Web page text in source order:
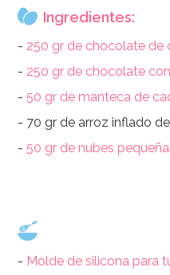
Ingredientes:
- 250 gr de chocolate de
- 250 gr de chocolate
-50 gr de manteca de
- 70 gr de arroz inflado
-50 gr de nubes
- Molde de silicona para